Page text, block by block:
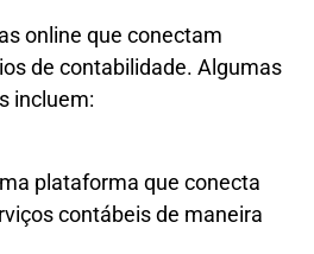
online que conectam
de contabilidade. Algumas
incluem:
plataforma que conecta
contábeis de maneira